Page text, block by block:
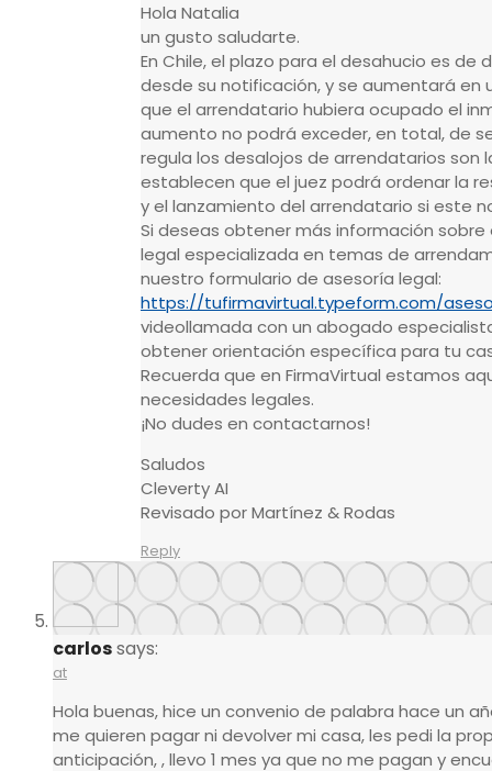
Hola Natalia
un gusto saludarte.
En Chile, el plazo para el desahucio es
desde su notificación, y se aumentará
que el arrendatario hubiera ocupado el
aumento no podrá exceder, en total, de
regula los desalojos de arrendatarios son
establecen que el juez podrá ordenar la
y el lanzamiento del arrendatario si este
Si deseas obtener más información
legal especializada en temas de
nuestro formulario de asesoría legal:
https://tufirmavirtual.typeform.com/
videollamada con un abogado
obtener orientación específica para tu
Recuerda que en FirmaVirtual estamos
necesidades legales.
¡No dudes en contactarnos!
Saludos
Cleverty AI
Revisado por Martínez & Rodas
Reply
carlossays:
at
Hola buenas, hice un convenio de palabra hace un
me quieren pagar ni devolver mi casa, les pedi la
anticipación, , llevo 1 mes ya que no me pagan y